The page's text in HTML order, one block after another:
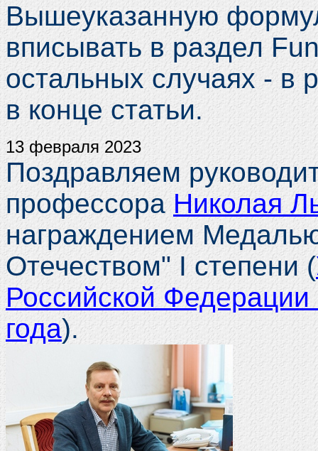
Вышеуказанную
вписывать в раздел
остальных случаях - в
в конце статьи.
13 февраля 2023
Поздравляем
профессораНиколая
награждением
Отечеством" I степени (
Российской
года).